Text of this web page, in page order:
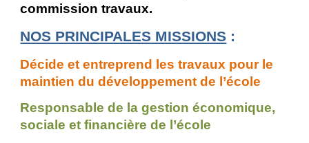
commission travaux.
NOS PRINCIPALES MISSIONS :
Décide et entreprend les travaux pour le
maintien du développement de l’école
Responsable de la gestion économique,
sociale et financière de l’école